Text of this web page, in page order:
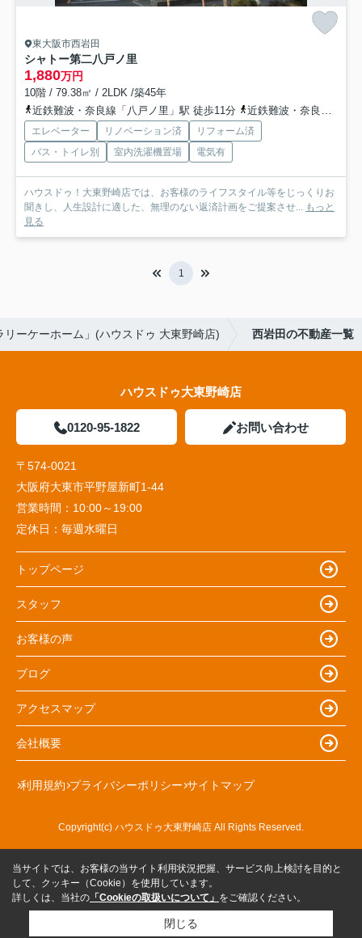
東大阪市西岩田
シャトー第二八戸ノ里
1,880万円
10階 / 79.38㎡ / 2LDK /築45年
近鉄難波・奈良線「八戸ノ里」駅 徒歩11分
近鉄難波・奈良線「若江岩田」駅 徒歩20分
エレベーター リノベーション済
リフォーム済
バス・トイレ別
室内洗濯機置場 電気有
ハウスドゥ！大東野崎店では、お客様のライフスタイル等をじっくりお
聞きし、人生設計に適した、無理のない返済計画をご提案させ... もっと
見る
1
ーケーホーム」(ハウスドゥ 大東野崎店) 西岩田の不動産一覧
ハウスドゥ大東野崎店
0120-95-1822 お問い合わせ
〒574-0021
大阪府大東市平野屋新町1-44
営業時間： 10:00～19:00
定休日： 毎週水曜日
トップページ
スタッフ
お客様の声
ブログ
アクセスマップ
会社概要
利用規約 プライバシーポリシー サイトマップ
Copyright(c) ハウスドゥ大東野崎店 All Rights Reserved.
当サイトでは、お客様の当サイト利用状況把握、サービス向上検討を目的と
して、クッキー（Cookie）を使用しています。
詳しくは、当社の 「Cookieの取扱いについて」 をご確認ください。
閉じる